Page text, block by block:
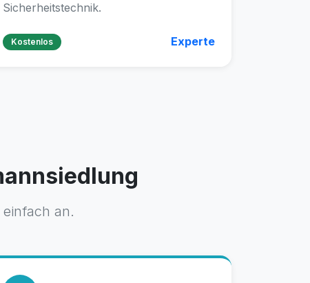
Sicherheitstechnik.
Kostenlos Experte
an.